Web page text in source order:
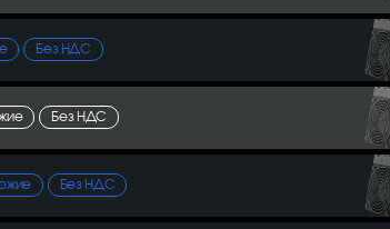
Без НДС
Без НДС
Без НДС